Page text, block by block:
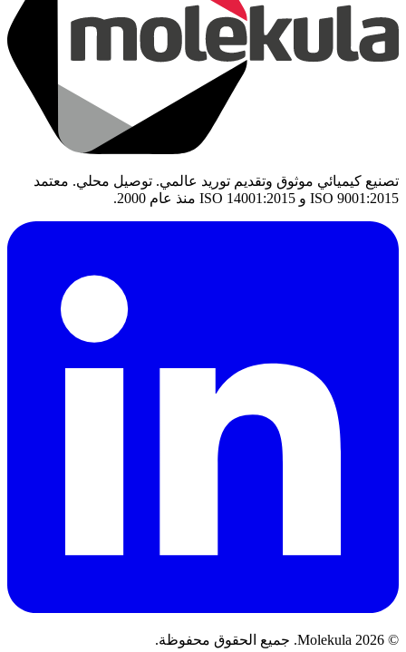
تصنيع كيميائي موثوق وتقديم توريد عالمي. توصيل محلي. معتمد
ISO 9001:2015 و ISO 14001:2015 منذ عام 2000.
© 2026 Molekula. جميع الحقوق محفوظة.